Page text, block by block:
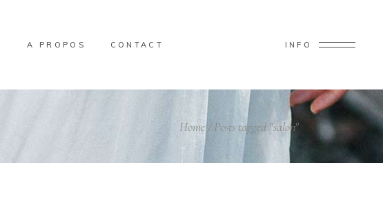
A PROPOS CONTACT INFO
Home/Posts tagged "salon"